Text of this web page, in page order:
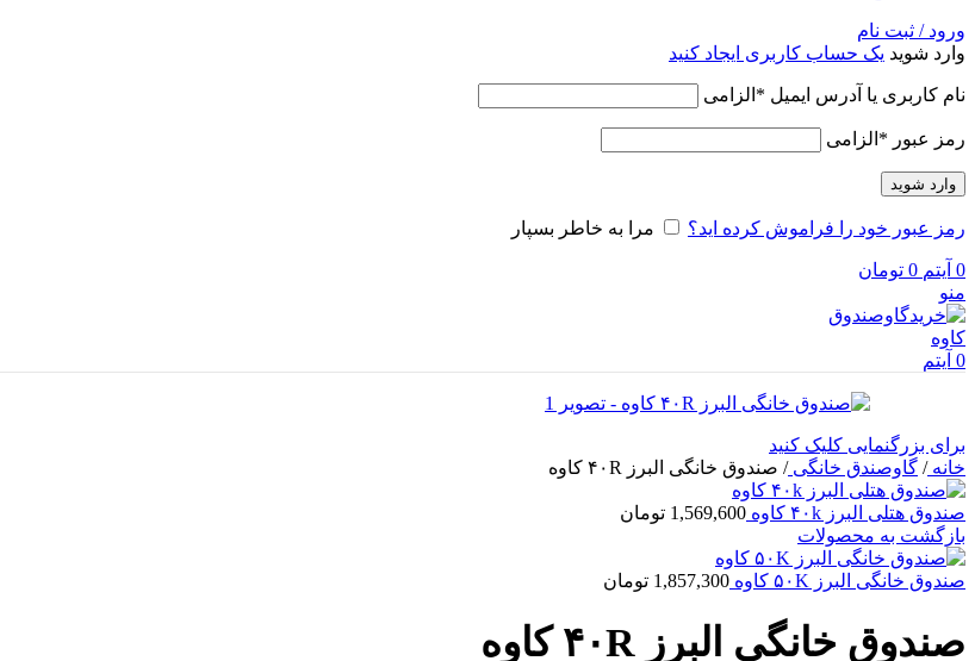
ورود / ثبت نام
وارد شوید یک حساب کاربری ایجاد کنید
نام کاربری یا آدرس ایمیل * الزامی
رمز عبور * الزامی
وارد شوید
رمز عبور خود را فراموش کرده اید؟ مرا به خاطر بسپار
0 آیتم 0 تومان
منو
0 آیتم
برای بزرگنمایی کلیک کنید
خانه/ گاوصندق خانگی/ صندوق خانگی البرز ۴۰R کاوه
صندوق هتلی البرز ۴۰k کاوه 1,569,600 تومان
بازگشت به محصولات
صندوق خانگی البرز ۵۰K کاوه 1,857,300 تومان
صندوق خانگی البرز ۴۰R کاوه